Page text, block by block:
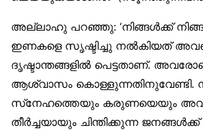
അല്ലാഹു പറഞ്ഞു: ‘നിങ്ങൾക്ക്
ഇണകളെ സൃഷ്ടിച്ചു നൽകിയത്
ദൃഷ്ടാന്തങ്ങളിൽ പെട്ടതാണ്.
ആശ്വാസം കൊള്ളുന്നതിനുവേണ്ടി.
സ്‌നേഹത്തെയും കരുണയെയും അവൻ
തീർച്ചയായും ചിന്തിക്കുന്ന